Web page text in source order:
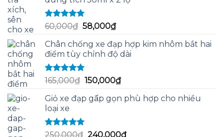
Được xếp
hạng
sao
60,000₫ Giá
là:
60,000₫.
58,000₫Giá
tại
là:
Chân chống xe đạp hợp kim nhôm bắt hai
điểm tùy chỉnh độ dài
Được xếp
hạng
sao
165,000₫ Giá
là:
150,000₫Giá
tại
Giỏ xe đạp gấp gọn phù hợp cho nhiều
loại xe
Được xếp
250,000₫ Giá
240,000₫Giá